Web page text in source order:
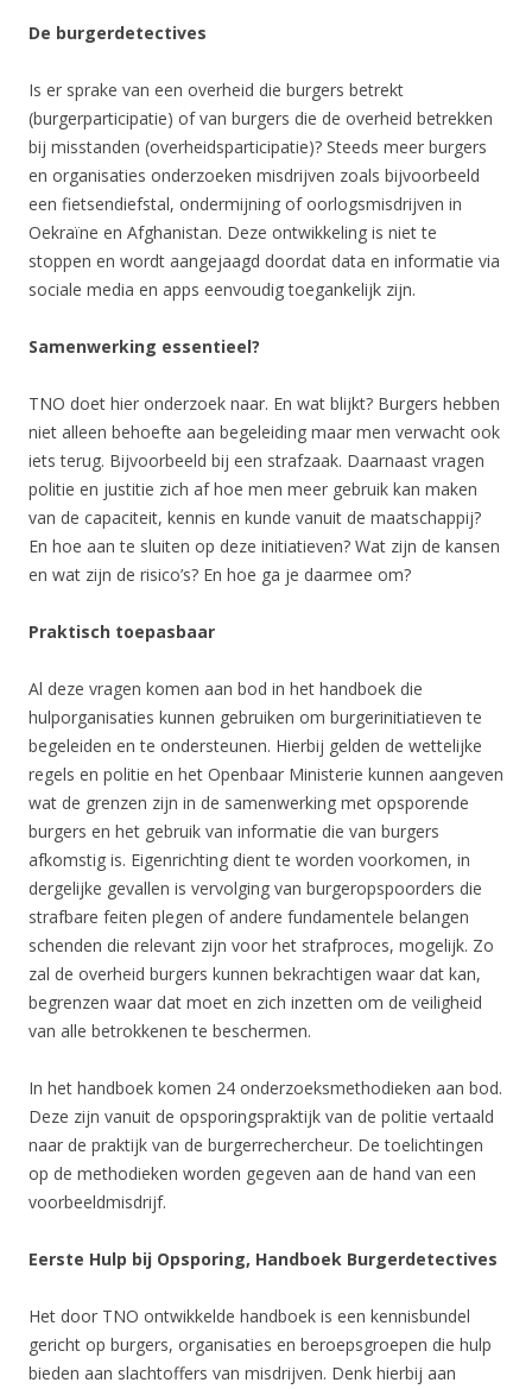
De burgerdetectives
Is er sprake van een overheid die burgers betrekt
(burgerparticipatie) of van burgers die de overheid betrekken
bij misstanden (overheidsparticipatie)? Steeds meer burgers
en organisaties onderzoeken misdrijven zoals bijvoorbeeld
een fietsendiefstal, ondermijning of oorlogsmisdrijven in
Oekraïne en Afghanistan. Deze ontwikkeling is niet te
stoppen en wordt aangejaagd doordat data en informatie via
sociale media en apps eenvoudig toegankelijk zijn.
Samenwerking essentieel?
TNO doet hier onderzoek naar. En wat blijkt? Burgers hebben
niet alleen behoefte aan begeleiding maar men verwacht ook
iets terug. Bijvoorbeeld bij een strafzaak. Daarnaast vragen
politie en justitie zich af hoe men meer gebruik kan maken
van de capaciteit, kennis en kunde vanuit de maatschappij?
En hoe aan te sluiten op deze initiatieven? Wat zijn de kansen
en wat zijn de risico’s? En hoe ga je daarmee om?
Praktisch toepasbaar
Al deze vragen komen aan bod in het handboek die
hulporganisaties kunnen gebruiken om burgerinitiatieven te
begeleiden en te ondersteunen. Hierbij gelden de wettelijke
regels en politie en het Openbaar Ministerie kunnen aangeven
wat de grenzen zijn in de samenwerking met opsporende
burgers en het gebruik van informatie die van burgers
afkomstig is. Eigenrichting dient te worden voorkomen, in
dergelijke gevallen is vervolging van burgeropspoorders die
strafbare feiten plegen of andere fundamentele belangen
schenden die relevant zijn voor het strafproces, mogelijk. Zo
zal de overheid burgers kunnen bekrachtigen waar dat kan,
begrenzen waar dat moet en zich inzetten om de veiligheid
van alle betrokkenen te beschermen.
In het handboek komen 24 onderzoeksmethodieken aan bod.
Deze zijn vanuit de opsporingspraktijk van de politie vertaald
naar de praktijk van de burgerrechercheur. De toelichtingen
op de methodieken worden gegeven aan de hand van een
voorbeeldmisdrijf.
Eerste Hulp bij Opsporing, Handboek Burgerdetectives
Het door TNO ontwikkelde handboek is een kennisbundel
gericht op burgers, organisaties en beroepsgroepen die hulp
bieden aan slachtoffers van misdrijven. Denk hierbij aan